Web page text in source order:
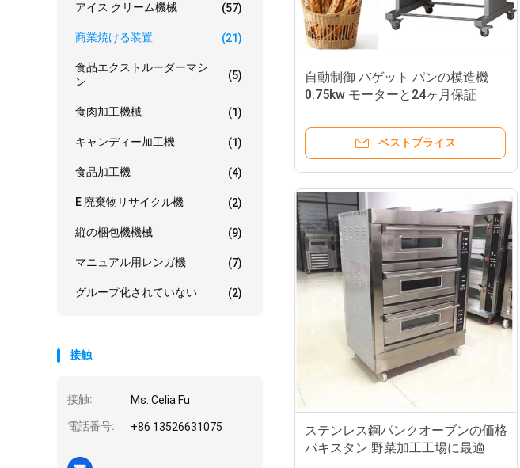
アイス クリーム機械 (57)
商業焼ける装置 (21)
食品エクストルーダーマシ
ン
(5)
食肉加工機械 (1)
キャンディー加工機 (1)
食品加工機 (4)
E 廃棄物リサイクル機 (2)
縦の梱包機機械 (9)
マニュアル用レンガ機 (7)
グループ化されていない (2)
接触
接触: Ms. Celia Fu
電話番号: +86 13526631075
自動制御 バゲット パンの模造機
0.75kw モーターと24ヶ月保証
ベストプライス
ステンレス鋼パンクオーブンの価格
パキスタン 野菜加工工場に最適